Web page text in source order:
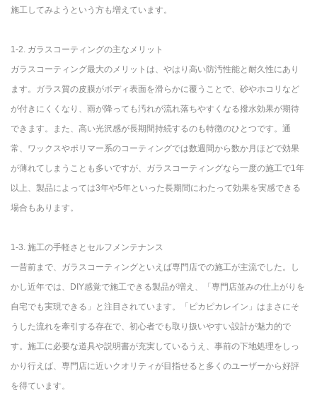
施工してみようという方も増えています。
1-2. ガラスコーティングの主なメリット
ガラスコーティング最大のメリットは、やはり高い防汚性能と耐久性にあり
ます。ガラス質の皮膜がボディ表面を滑らかに覆うことで、砂やホコリなど
が付きにくくなり、雨が降っても汚れが流れ落ちやすくなる撥水効果が期待
できます。また、高い光沢感が長期間持続するのも特徴のひとつです。通
常、ワックスやポリマー系のコーティングでは数週間から数か月ほどで効果
が薄れてしまうことも多いですが、ガラスコーティングなら一度の施工で1年
以上、製品によっては3年や5年といった長期間にわたって効果を実感できる
場合もあります。
1-3. 施工の手軽さとセルフメンテナンス
一昔前まで、ガラスコーティングといえば専門店での施工が主流でした。し
かし近年では、DIY感覚で施工できる製品が増え、「専門店並みの仕上がりを
自宅でも実現できる」と注目されています。「ピカピカレイン」はまさにそ
うした流れを牽引する存在で、初心者でも取り扱いやすい設計が魅力的で
す。施工に必要な道具や説明書が充実しているうえ、事前の下地処理をしっ
かり行えば、専門店に近いクオリティが目指せると多くのユーザーから好評
を得ています。